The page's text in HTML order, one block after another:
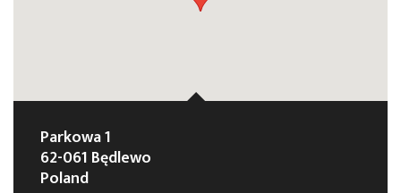
Parkowa 1
62-061 Będlewo
Poland